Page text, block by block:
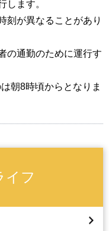
します。
刻が異なることがあり
の通勤のために運行す
朝8時頃からとなりま
イフ